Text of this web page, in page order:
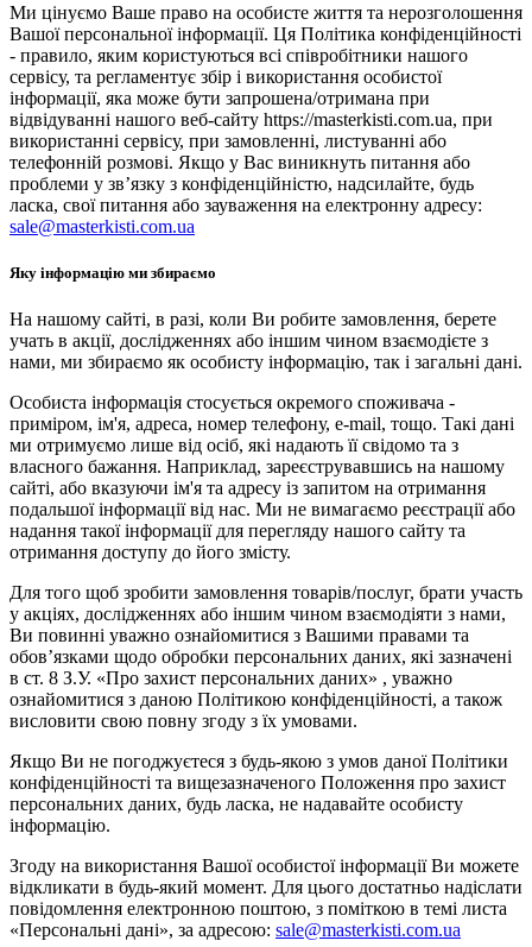
Ми цінуємо Ваше право на особисте життя та нерозголошення
Вашої персональної інформації. Ця Політика конфіденційності
- правило, яким користуються всі співробітники нашого
сервісу, та регламентує збір і використання особистої
інформації, яка може бути запрошена/отримана при
відвідуванні нашого веб-сайту https://masterkisti.com.ua, при
використанні сервісу, при замовленні, листуванні або
телефонній розмові. Якщо у Вас виникнуть питання або
проблеми у зв’язку з конфіденційністю, надсилайте, будь
ласка, свої питання або зауваження на електронну адресу:
sale@masterkisti.com.ua
Яку інформацію ми збираємо
На нашому сайті, в разі, коли Ви робите замовлення, берете
учать в акції, дослідженнях або іншим чином взаємодієте з
нами, ми збираємо як особисту інформацію, так і загальні дані.
Особиста інформація стосується окремого споживача -
приміром, ім'я, адреса, номер телефону, e-mail, тощо. Такі дані
ми отримуємо лише від осіб, які надають її свідомо та з
власного бажання. Наприклад, зареєструвавшись на нашому
сайті, або вказуючи ім'я та адресу із запитом на отримання
подальшої інформації від нас. Ми не вимагаємо реєстрації або
надання такої інформації для перегляду нашого сайту та
отримання доступу до його змісту.
Для того щоб зробити замовлення товарів/послуг, брати участь
у акціях, дослідженнях або іншим чином взаємодіяти з нами,
Ви повинні уважно ознайомитися з Вашими правами та
обов’язками щодо обробки персональних даних, які зазначені
в ст. 8 З.У. «Про захист персональних даних» , уважно
ознайомитися з даною Політикою конфіденційності, а також
висловити свою повну згоду з їх умовами.
Якщо Ви не погоджуєтеся з будь-якою з умов даної Політики
конфіденційності та вищезазначеного Положення про захист
персональних даних, будь ласка, не надавайте особисту
інформацію.
Згоду на використання Вашої особистої інформації Ви можете
відкликати в будь-який момент. Для цього достатньо надіслати
повідомлення електронною поштою, з поміткою в темі листа
«Персональні дані», за адресою: sale@masterkisti.com.ua